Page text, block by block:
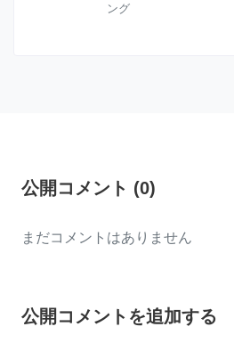
ング
公開コメント (0)
まだコメントはありません
公開コメントを追加する